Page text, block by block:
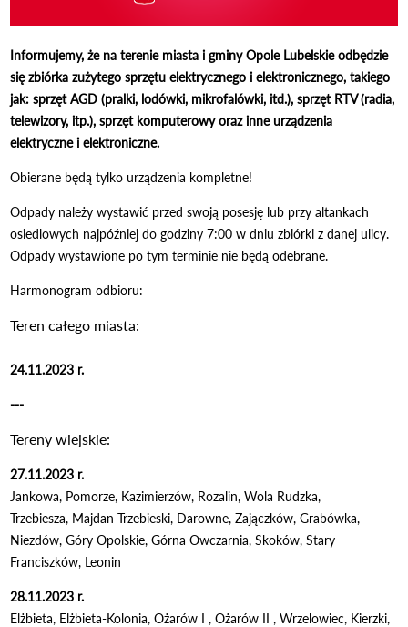
Informujemy, że na terenie miasta i gminy Opole Lubelskie odbędzie
się zbiórka zużytego sprzętu elektrycznego i elektronicznego, takiego
jak: sprzęt AGD (pralki, lodówki, mikrofalówki, itd.), sprzęt RTV (radia,
telewizory, itp.), sprzęt komputerowy oraz inne urządzenia
elektryczne i elektroniczne.
Obierane będą tylko urządzenia kompletne!
Odpady należy wystawić przed swoją posesję lub przy altankach
osiedlowych najpóźniej do godziny 7:00 w dniu zbiórki z danej ulicy.
Odpady wystawione po tym terminie nie będą odebrane.
Harmonogram odbioru:
Teren całego miasta:
24.11.2023 r.
---
Tereny wiejskie:
27.11.2023 r.
Jankowa, Pomorze, Kazimierzów, Rozalin, Wola Rudzka,
Trzebiesza, Majdan Trzebieski, Darowne, Zajączków, Grabówka,
Niezdów, Góry Opolskie, Górna Owczarnia, Skoków, Stary
Franciszków, Leonin
28.11.2023 r.
Elżbieta, Elżbieta-Kolonia, Ożarów I , Ożarów II , Wrzelowiec, Kierzki,